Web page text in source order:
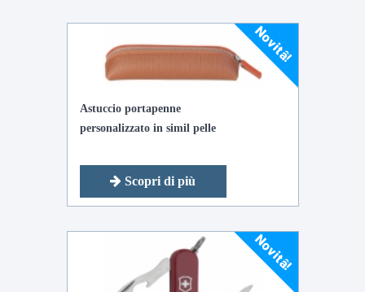
Novitâ!
Astuccio portapenne
personalizzato in simil pelle
Scopri di più
Novitâ!